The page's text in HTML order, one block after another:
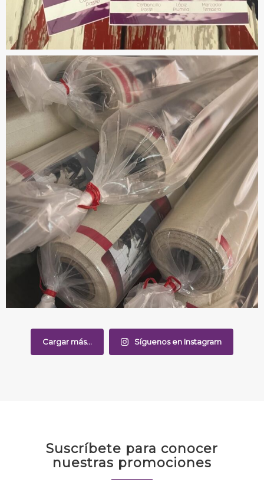
Cargar más... Síguenos en Instagram
Suscríbete para conocer
nuestras promociones